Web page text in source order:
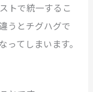
トで統一するこ
うとチグハグで
てしまいます。